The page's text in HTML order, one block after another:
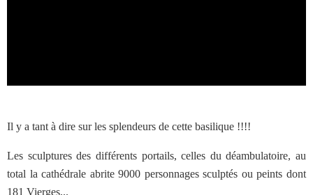
Il y a tant à dire sur les splendeurs de cette basilique !!!!
Les sculptures des différents portails, celles du déambulatoire, au
total la cathédrale abrite 9000 personnages sculptés ou peints dont
181 Vierges...